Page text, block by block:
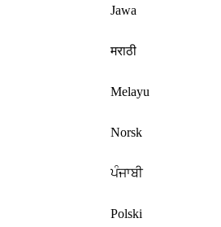
Jawa
मराठी
Melayu
Norsk
ਪੰਜਾਬੀ
Polski